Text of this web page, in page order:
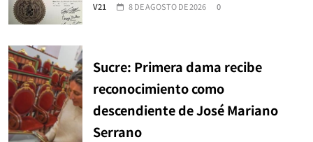
V21 8 DE AGOSTO DE 2026 0
Sucre: Primera dama recibe
reconocimiento como
descendiente de José Mariano
Serrano